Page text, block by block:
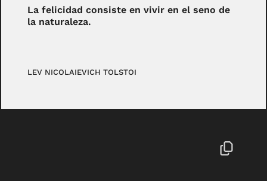
La felicidad consiste en vivir en el seno de
la naturaleza.
LEV NICOLAIEVICH TOLSTOI